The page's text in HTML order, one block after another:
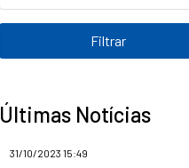
Últimas Notícias
31/10/2023 15:49